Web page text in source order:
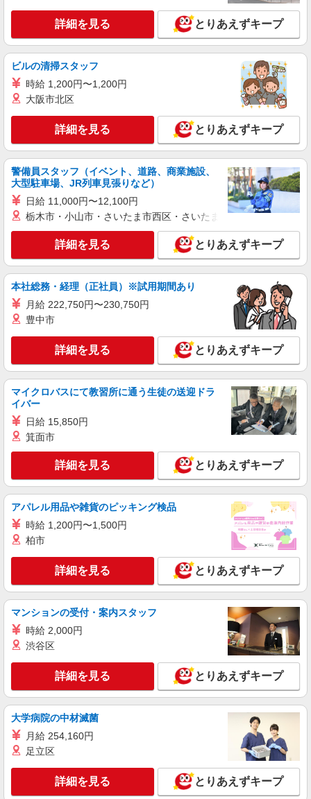
無資格・未経験の方 日給15,500円〜 交通誘導
警備2級資格者 日給16,000円〜 交通誘導警備2級
資格者（資格が必要な現場での勤務時） 日給
たは指導教育責任者の資格をお持ちの方は、 サ
ンエス警備保障特別給付金 100,000円支給 ※30
勤務30,000円 さらに30勤務後70,000円（規定
有） ★過去3年以内に1年以上の経験ある方は、7
時間の新任研修後、 研修費として60,000円支給
（規定有）
東京都品川区 ※周辺エリアにも勤務地多数♪
※勤務地充足の際は、他近隣の勤務地をご案内い
キープ 詳細を見る
パート
無資格・未経験の方 日給13,500円〜 交通誘導
警備2級資格者 日給14,000円〜 交通誘導警備2級
資格者（資格が必要な現場での勤務時） 日給
15,000円〜 さらに・・・ ★交通誘導警備2級、ま
たは指導教育責任者の資格をお持ちの方は、 サ
ンエス警備保障特別給付金 100,000円支給 ※30
勤務30,000円 さらに30勤務後70,000円（規定
有） ★過去3年以内に1年以上の経験ある方は、7
時間の新任研修後、 研修費として60,000円支給
（規定有）
東京都品川区 ※周辺エリアにも勤務地多数♪
※勤務地充足の際は、他近隣の勤務地をご案内い
キープ 詳細を見る
アルバイト パート
サンエス警備保障株式会社 渋谷支社
高日給の交通誘導警備
無資格・未経験の方 日給13,500円〜 交通誘導
警備2級資格者 日給14,000円〜 交通誘導警備2級
資格者（資格が必要な現場での勤務時） 日給
15,000円〜 さらに・・・ ★交通誘導警備2級、ま
たは指導教育責任者の資格をお持ちの方は、 サ
ンエス警備保障特別給付金 100,000円支給 ※30
勤務30,000円 さらに30勤務後70,000円（規定
有） ★過去3年以内に1年以上の経験ある方は、7
時間の新任研修後、 研修費として60,000円支給
東京都品川区 ※周辺エリアにも勤務地多数♪
※勤務地充足の際は、他近隣の勤務地をご案内い
たします
キープ 詳細を見る
アルバイト パート
サンエス警備保障株式会社 新宿支社
高日給の交通誘導警備
無資格・未経験の方 日給15,500円〜 交通誘導
警備2級資格者 日給16,000円〜 交通誘導警備2級
資格者（資格が必要な現場での勤務時） 日給
17,000円〜 さらに・・・ ★交通誘導警備2級、ま
たは指導教育責任者の資格をお持ちの方は、 サ
ンエス警備保障特別給付金 100,000円支給 ※30
勤務30,000円 さらに30勤務後70,000円（規定
有） ★過去3年以内に1年以上の経験ある方は、7
時間の新任研修後、 研修費として60,000円支給
（規定有）
東京都品川区 ※周辺エリアにも勤務地多数♪
※勤務地充足の際は、他近隣の勤務地をご案内い
たします
詳細を見る
サンエス警備保障株式会社 蒲田支社
高日給の交通誘導警備
無資格・未経験の方 日給13,500円〜 交通誘導
資格者（資格が必要な現場での勤務時） 日給
15,000円〜 さらに・・・ ★交通誘導警備2級、ま
たは指導教育責任者の資格をお持ちの方は、 サ
ンエス警備保障特別給付金 100,000円支給 ※30
勤務30,000円 さらに30勤務後70,000円（規定
有） ★過去3年以内に1年以上の経験ある方は、7
時間の新任研修後、 研修費として60,000円支給
（規定有）
東京都品川区 ※周辺エリアにも勤務地多数♪
※勤務地充足の際は、他近隣の勤務地をご案内い
たします
詳細を見る
アルバイト パート
サンエス警備保障株式会社 溝の口支社
無資格・未経験の方 日給15,500円〜 交通誘導
警備2級資格者 日給16,000円〜 交通誘導警備2級
詳細を見る とりあえずキープ
ビルの清掃スタッフ
時給 1,200円〜1,200円
大阪市北区
詳細を見る とりあえずキープ
警備員スタッフ（イベント、道路、商業施設、
大型駐車場、JR列車見張りなど）
日給 11,000円〜12,100円
栃木市・小山市・さいたま市西区・さいたま市岩槻区・久喜市・
詳細を見る とりあえずキープ
本社総務・経理（正社員）※試用期間あり
月給 222,750円〜230,750円
豊中市
詳細を見る とりあえずキープ
マイクロバスにて教習所に通う生徒の送迎ドラ
イバー
日給 15,850円
箕面市
詳細を見る とりあえずキープ
アパレル用品や雑貨のピッキング検品
時給 1,200円〜1,500円
柏市
詳細を見る とりあえずキープ
マンションの受付・案内スタッフ
時給 2,000円
渋谷区
詳細を見る とりあえずキープ
大学病院の中材滅菌
月給 254,160円
足立区
詳細を見る とりあえずキープ